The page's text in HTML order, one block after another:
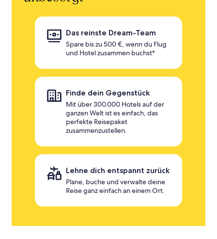
Das reinste Dream-Team
Spare bis zu 500 €, wenn du Flug
und Hotel zusammen buchst*
Finde dein Gegenstück
Mit über 300.000 Hotels auf der
ganzen Welt ist es einfach, das
perfekte Reisepaket
zusammenzustellen.
Lehne dich entspannt zurück
Plane, buche und verwalte deine
Reise ganz einfach an einem Ort.